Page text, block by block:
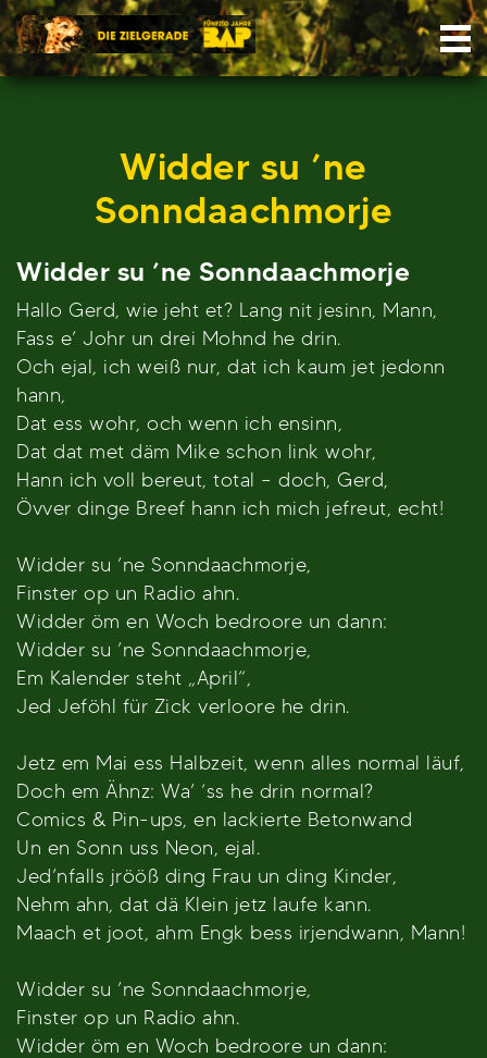
Skip
to
content
Widder su ’ne
Sonndaachmorje
Widder su ’ne Sonndaachmorje
Hallo Gerd, wie jeht et? Lang nit jesinn, Mann,
Fass e’ Johr un drei Mohnd he drin.
Och ejal, ich weiß nur, dat ich kaum jet jedonn
hann,
Dat ess wohr, och wenn ich ensinn,
Dat dat met däm Mike schon link wohr,
Hann ich voll bereut, total – doch, Gerd,
Övver dinge Breef hann ich mich jefreut, echt!
Widder su ’ne Sonndaachmorje,
Finster op un Radio ahn.
Widder öm en Woch bedroore un dann:
Widder su ’ne Sonndaachmorje,
Em Kalender steht „April“,
Jed Jeföhl für Zick verloore he drin.
Jetz em Mai ess Halbzeit, wenn alles normal läuf,
Doch em Ähnz: Wa’ ‘ss he drin normal?
Comics & Pin-ups, en lackierte Betonwand
Un en Sonn uss Neon, ejal.
Jed’nfalls jrööß ding Frau un ding Kinder,
Nehm ahn, dat dä Klein jetz laufe kann.
Maach et joot, ahm Engk bess irjendwann, Mann!
Widder su ’ne Sonndaachmorje,
Finster op un Radio ahn.
Widder öm en Woch bedroore un dann: